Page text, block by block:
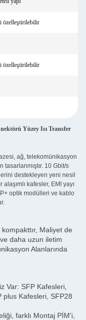
özelleştirilebilir
özelleştirilebilir
Yüzey Isı Transfer
ağ, telekomünikasyon
10 Gbit/s
destekleyen yeni nesil
alaşımlı kafesler, EMI yayı
optik modülleri ve kablo
Maliyet de
daha uzun iletim
Alanlarında
Var: SFP Kafesleri,
plus Kafesleri, SFP28
farklı Montaj PİM'i,